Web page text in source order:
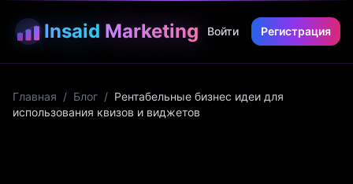
Insaid Marketing Войти Регистрация
Главная / Блог / Рентабельные бизнес идеи для
использования квизов и виджетов